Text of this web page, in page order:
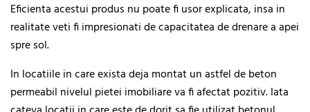
Eficienta acestui produs nu poate fi usor explicata, insa in
realitate veti fi impresionati de capacitatea de drenare a apei
spre sol.
In locatiile in care exista deja montat un astfel de beton
permeabil nivelul pietei imobiliare va fi afectat pozitiv. Iata